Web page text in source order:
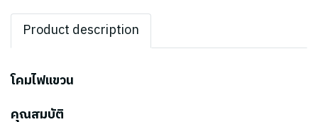
Product description
โคมไฟแขวน
คุณสมบัติ